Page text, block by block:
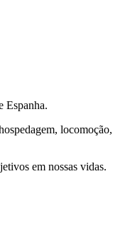
Espanha.
locomoção,
em nossas vidas.